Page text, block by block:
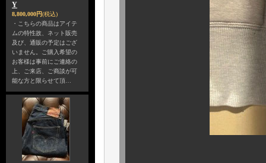
Y
8,800,000円(税込)
・こちらの商品はアイテ
ムの特性故、ネット販売
及び、通販の予定はござ
いません。ご購入希望の
お客様は事前にご連絡の
上、ご来店、ご商談が可
能な方と限らせて頂…